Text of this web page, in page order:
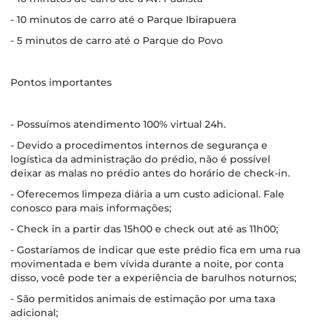
- 10 minutos de carro até o Parque Ibirapuera
- 5 minutos de carro até o Parque do Povo
Pontos importantes
- Possuímos atendimento 100% virtual 24h.
- Devido a procedimentos internos de segurança e
logística da administração do prédio, não é possível
deixar as malas no prédio antes do horário de check-in.
- Oferecemos limpeza diária a um custo adicional. Fale
conosco para mais informações;
- Check in a partir das 15h00 e check out até as 11h00;
- Gostaríamos de indicar que este prédio fica em uma rua
movimentada e bem vívida durante a noite, por conta
disso, você pode ter a experiência de barulhos noturnos;
- São permitidos animais de estimação por uma taxa
adicional;